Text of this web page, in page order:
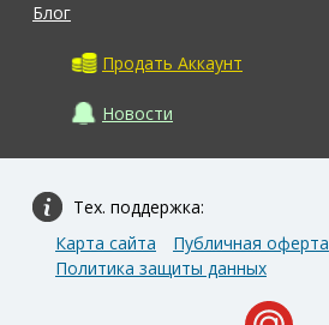
Блог
Продать Аккаунт
Новости
Тех. поддержка:
Карта сайта
Публичная оферта
Политика защиты данных